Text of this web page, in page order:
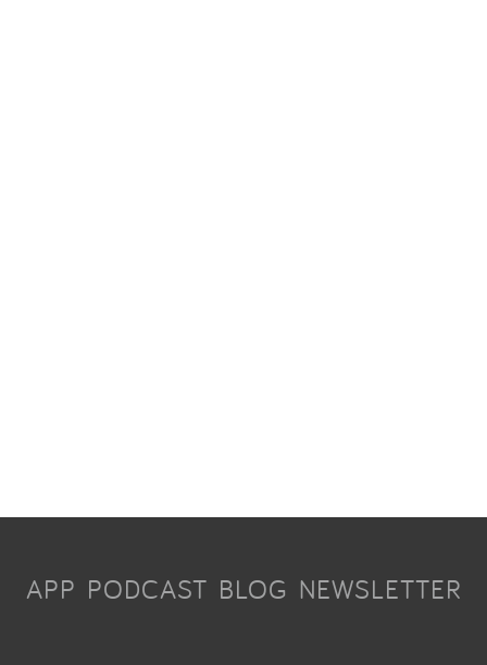
APP PODCAST BLOG NEWSLETTER